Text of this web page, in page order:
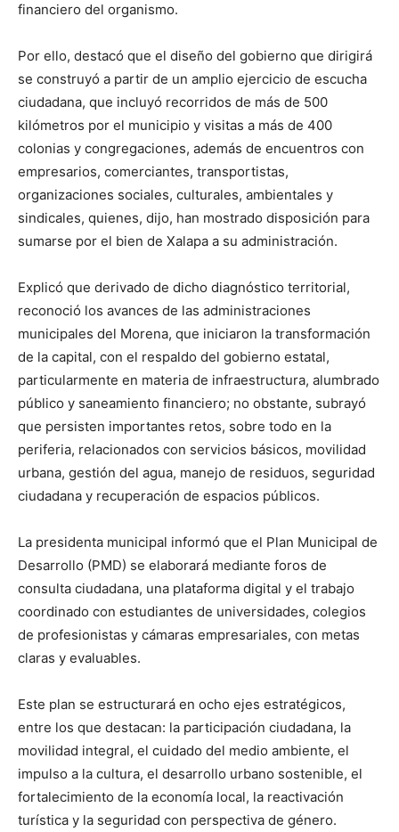
financiero del organismo.
Por ello, destacó que el diseño del gobierno que dirigirá
se construyó a partir de un amplio ejercicio de escucha
ciudadana, que incluyó recorridos de más de 500
kilómetros por el municipio y visitas a más de 400
colonias y congregaciones, además de encuentros con
empresarios, comerciantes, transportistas,
organizaciones sociales, culturales, ambientales y
sindicales, quienes, dijo, han mostrado disposición para
sumarse por el bien de Xalapa a su administración.
Explicó que derivado de dicho diagnóstico territorial,
reconoció los avances de las administraciones
municipales del Morena, que iniciaron la transformación
de la capital, con el respaldo del gobierno estatal,
particularmente en materia de infraestructura, alumbrado
público y saneamiento financiero; no obstante, subrayó
que persisten importantes retos, sobre todo en la
periferia, relacionados con servicios básicos, movilidad
urbana, gestión del agua, manejo de residuos, seguridad
ciudadana y recuperación de espacios públicos.
La presidenta municipal informó que el Plan Municipal de
Desarrollo (PMD) se elaborará mediante foros de
consulta ciudadana, una plataforma digital y el trabajo
coordinado con estudiantes de universidades, colegios
de profesionistas y cámaras empresariales, con metas
claras y evaluables.
Este plan se estructurará en ocho ejes estratégicos,
entre los que destacan: la participación ciudadana, la
movilidad integral, el cuidado del medio ambiente, el
impulso a la cultura, el desarrollo urbano sostenible, el
fortalecimiento de la economía local, la reactivación
turística y la seguridad con perspectiva de género.